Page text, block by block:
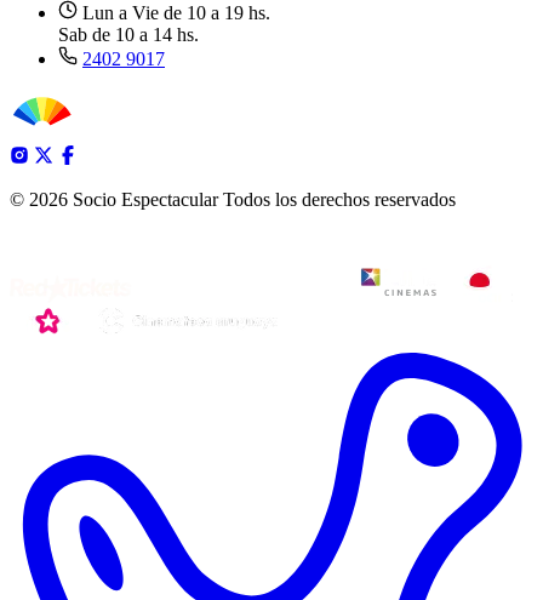
Lun a Vie de 10 a 19 hs.
Sab de 10 a 14 hs.
2402 9017
© 2026 Socio Espectacular Todos los derechos reservados